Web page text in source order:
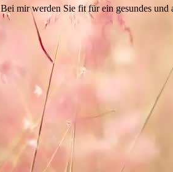
Bei mir werden Sie fit für ein gesundes und